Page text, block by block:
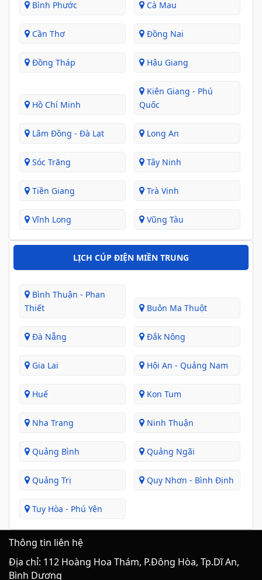
Bình Phước Cà Mau
Cần Thơ Đồng Nai
Đồng Tháp Hậu Giang
Hồ Chí Minh
Kiên Giang - Phú
Quốc
Lâm Đồng - Đà Lạt Long An
Sóc Trăng Tây Ninh
Tiền Giang Trà Vinh
Vĩnh Long Vũng Tàu
LỊCH CÚP ĐIỆN MIỀN TRUNG
Bình Thuận - Phan
Thiết
Buôn Ma Thuột
Đà Nẵng Đắk Nông
Gia Lai Hội An - Quảng Nam
Huế Kon Tum
Nha Trang Ninh Thuận
Quảng Bình Quảng Ngãi
Quảng Trị Quy Nhơn - Bình Định
Tuy Hòa - Phú Yên
Thông tin liên hệ
Địa chỉ: 112 Hoàng Hoa Thám, P.Đông Hòa, Tp.Dĩ An,
Bình Dương